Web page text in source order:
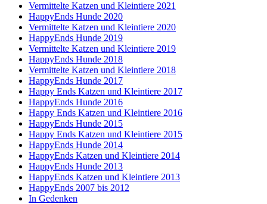
Vermittelte Katzen und Kleintiere 2021
HappyEnds Hunde 2020
Vermittelte Katzen und Kleintiere 2020
HappyEnds Hunde 2019
Vermittelte Katzen und Kleintiere 2019
HappyEnds Hunde 2018
Vermittelte Katzen und Kleintiere 2018
HappyEnds Hunde 2017
Happy Ends Katzen und Kleintiere 2017
HappyEnds Hunde 2016
Happy Ends Katzen und Kleintiere 2016
HappyEnds Hunde 2015
Happy Ends Katzen und Kleintiere 2015
HappyEnds Hunde 2014
HappyEnds Katzen und Kleintiere 2014
HappyEnds Hunde 2013
HappyEnds Katzen und Kleintiere 2013
HappyEnds 2007 bis 2012
In Gedenken